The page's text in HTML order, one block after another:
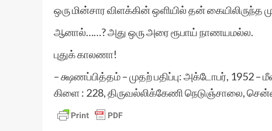
ஒரு மின்சார விளக்கின் ஒளியில் தன்
ஆனால்……? அது ஒரு அரை ரூபாய் நாணயமல்ல.
புதுக் காலணா!
– க்ஷணப்பித்தம் – முதற் பதிப்பு: அக்டோபர், 1952 –
கிளை : 228, திருவல்லிக்கேணி நெடுஞ்சாலை,